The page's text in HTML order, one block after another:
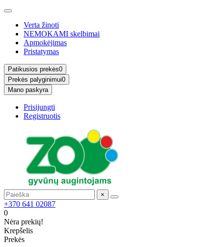
Verta žinoti
NEMOKAMI skelbimai
Apmokėjimas
Pristatymas
Patikusios prekės0
Prekės palyginimui0
Mano paskyra
Prisijungti
Registruotis
×
+370 641 02087
0
Nėra prekių!
Krepšelis
Prekės